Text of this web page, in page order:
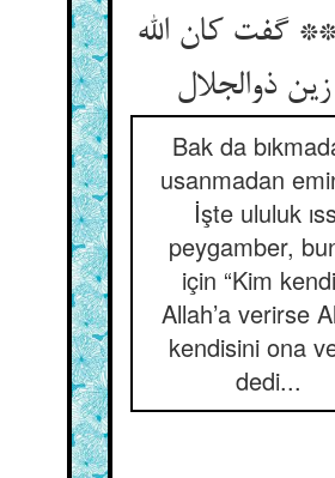
گفت کان الله
ذوالجلال
Bak da
usanmadan
İşte ululuk
peygamber,
için “Kim
Allah’a verirse
kendisini ona
dedi...